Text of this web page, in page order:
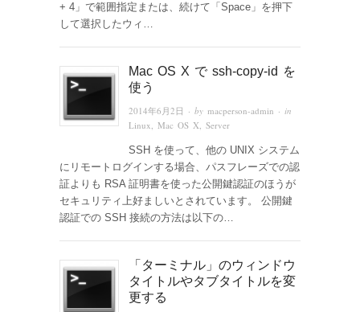
+ 4」で範囲指定または、続けて「Space」を押下
して選択したウィ…
Mac OS X で ssh-copy-id を
使う
2014年6月2日 · by macperson-admin · in
Linux ,Mac OS X ,Server
SSH を使って、他の UNIX システム
にリモートログインする場合、パスフレーズでの認
証よりも RSA 証明書を使った公開鍵認証のほうが
セキュリティ上好ましいとされています。 公開鍵
認証での SSH 接続の方法は以下の…
「ターミナル」のウィンドウ
タイトルやタブタイトルを変
更する